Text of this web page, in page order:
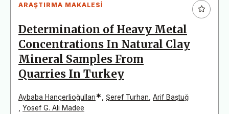
ARAŞTIRMA MAKALESI
Determination of Heavy Metal
Concentrations In Natural Clay
Mineral Samples From
Quarries In Turkey
Aybaba Hançerlioğulları* Şeref Turhan Arif Baştuğ
Yosef G. Ali Madee